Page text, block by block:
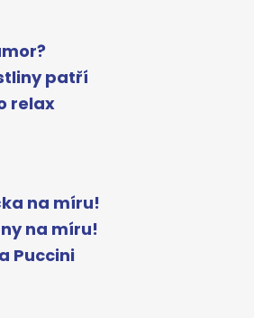
patří
relax
na míru!
na míru!
Puccini